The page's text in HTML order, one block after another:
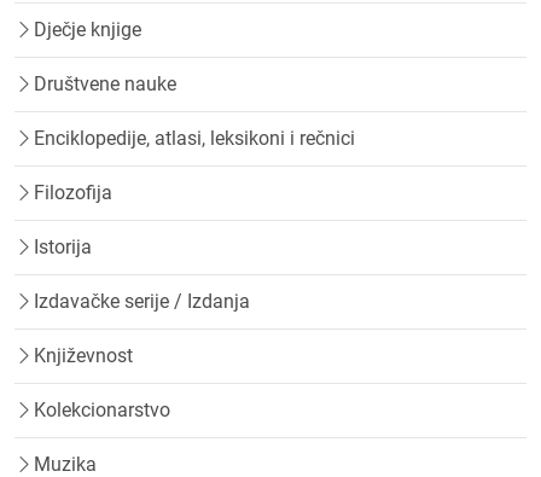
Dječje knjige
Društvene nauke
Enciklopedije, atlasi, leksikoni i rečnici
Filozofija
Istorija
Izdavačke serije / Izdanja
Književnost
Kolekcionarstvo
Muzika